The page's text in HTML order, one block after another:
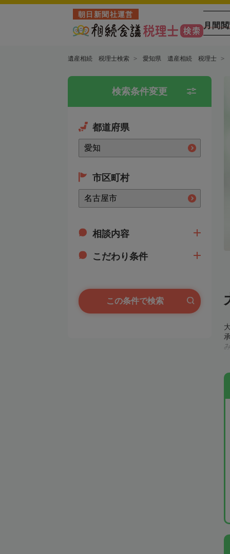
朝日新聞社運営
月間
遺産相続 税理士検索 愛知県 遺産相続 税理士
検索条件変更
都道府県
市区町村
相談内容
こだわり条件
この条件で検索